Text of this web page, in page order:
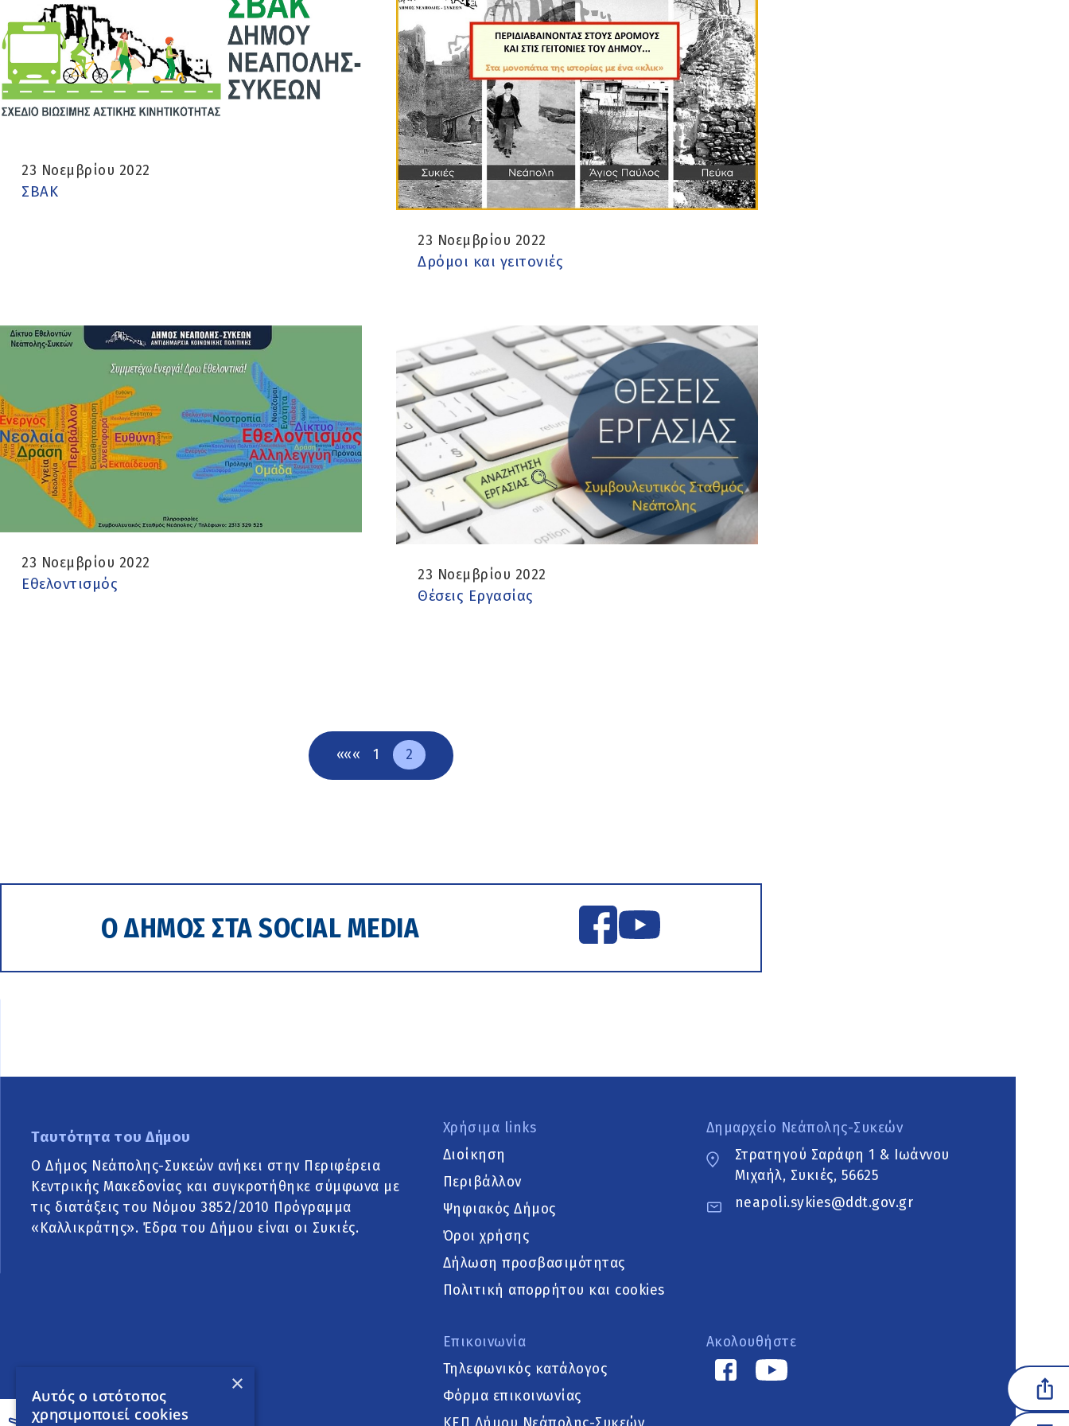
23 Νοεμβρίου 2022
ΣΒΑΚ
23 Νοεμβρίου 2022
Δρόμοι και γειτονιές
23 Νοεμβρίου 2022
Εθελοντισμός
23 Νοεμβρίου 2022
Θέσεις Εργασίας
««« 1 2
Ο ΔΗΜΟΣ ΣΤΑ SOCIAL MEDIA
Ταυτότητα του Δήμου
Ο Δήμος Νεάπολης-Συκεών ανήκει στην Περιφέρεια
Κεντρικής Μακεδονίας και συγκροτήθηκε σύμφωνα με
τις διατάξεις του Νόμου 3852/2010 Πρόγραμμα
«Καλλικράτης». Έδρα του Δήμου είναι οι Συκιές.
Χρήσιμα links
Διοίκηση
Περιβάλλον
Ψηφιακός Δήμος
Όροι χρήσης
Δήλωση προσβασιμότητας
Πολιτική απορρήτου και cookies
Επικοινωνία
Τηλεφωνικός κατάλογος
Φόρμα επικοινωνίας
Δημαρχείο Νεάπολης-Συκεών
Στρατηγού Σαράφη 1 & Ιωάννου
Μιχαήλ, Συκιές, 56625
neapoli.sykies@ddt.gov.gr
Ακολουθήστε
×
Αυτός ο ιστότοπος
χρησιμοποιεί cookies